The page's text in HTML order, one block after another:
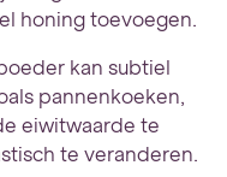
honing toevoegen.
kan subtiel
pannenkoeken,
eiwitwaarde te
te veranderen.